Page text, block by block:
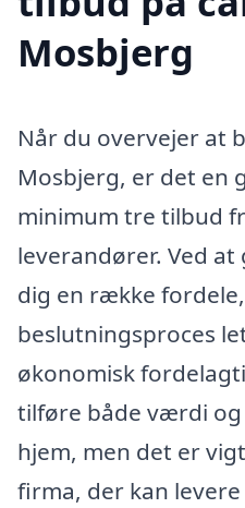
Mosbjerg
Når du overvejer at
Mosbjerg, er det en
minimum tre tilbud
leverandører. Ved
dig en række
beslutningsproces
økonomisk
tilføre både værdi
hjem, men det er
firma, der kan